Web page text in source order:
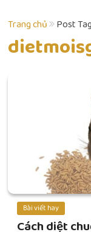
Trang chủ Post
Bài viết hay
Cách diệt